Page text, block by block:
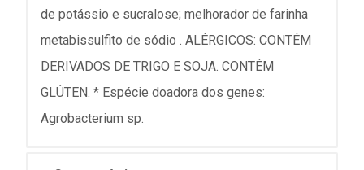
de potássio e sucralose; melhorador de farinha
metabissulfito de sódio . ALÉRGICOS: CONTÉM
DERIVADOS DE TRIGO E SOJA. CONTÉM
GLÚTEN. * Espécie doadora dos genes:
Agrobacterium sp.